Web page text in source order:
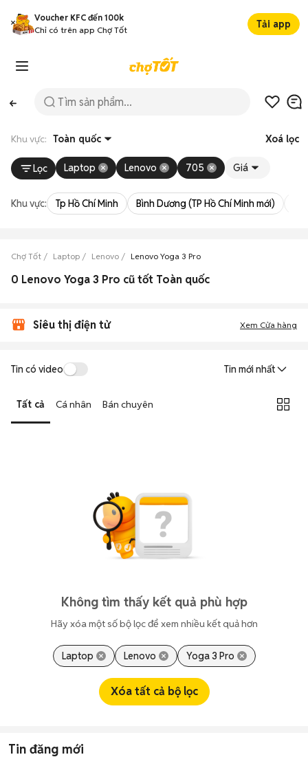
Voucher KFC đến 100k
Chỉ có trên app Chợ Tốt
Tải app
Khu vực: Toàn quốc Xoá lọc
Lọc Laptop Lenovo 705 Giá
Khu vực: Tp Hồ Chí Minh Bình Dương (TP Hồ Chí Minh mới)
Chợ Tốt Laptop Lenovo Lenovo Yoga 3 Pro
0 Lenovo Yoga 3 Pro cũ tốt Toàn quốc
Siêu thị điện tử Xem Cửa hàng
Tin có video Tin mới nhất
Tất cả Cá nhân Bán chuyên
Không tìm thấy kết quả phù hợp
Hãy xóa một số bộ lọc để xem nhiều kết quả hơn
Laptop Lenovo Yoga 3 Pro
Xóa tất cả bộ lọc
Tin đăng mới